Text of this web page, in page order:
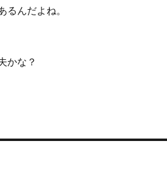
るんだよね。
かな？